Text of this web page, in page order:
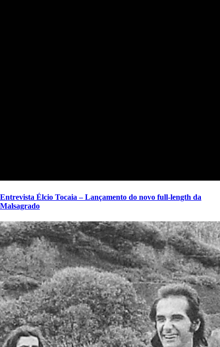
Entrevista Élcio Tocaia – Lançamento do novo full-length da
Malsagrado